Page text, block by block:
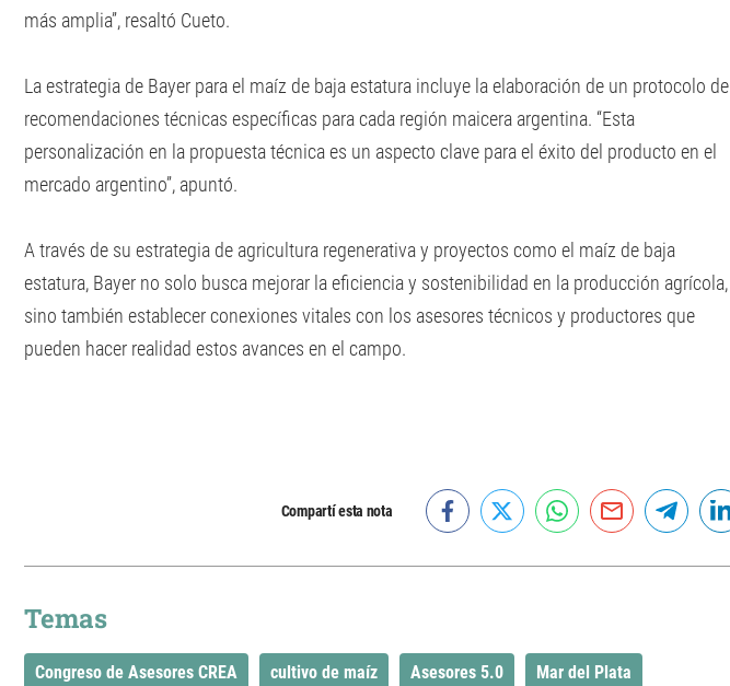
más amplia”, resaltó Cueto.
La estrategia de Bayer para el maíz de baja estatura incluye la elaboración de un protocolo de
recomendaciones técnicas específicas para cada región maicera argentina. “Esta
personalización en la propuesta técnica es un aspecto clave para el éxito del producto en el
mercado argentino”, apuntó.
A través de su estrategia de agricultura regenerativa y proyectos como el maíz de baja
estatura, Bayer no solo busca mejorar la eficiencia y sostenibilidad en la producción agrícola,
sino también establecer conexiones vitales con los asesores técnicos y productores que
pueden hacer realidad estos avances en el campo.
Compartí esta nota
Temas
Congreso de Asesores CREA cultivo de maíz Asesores 5.0 Mar del Plata